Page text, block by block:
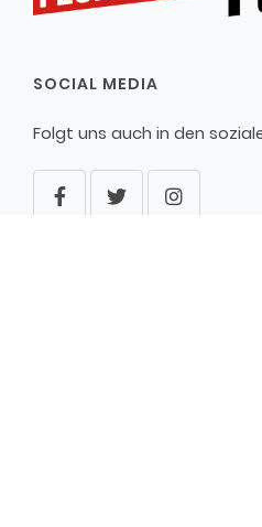
SOCIAL MEDIA
Folgt uns auch in den